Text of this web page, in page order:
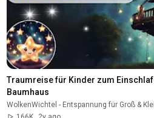
Traumreise für Kinder zum
Baumhaus
WolkenWichtel - Entspannung für Groß &